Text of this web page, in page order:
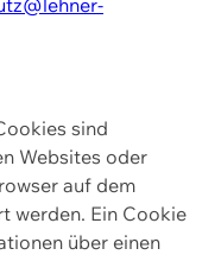
sind
Websites oder
auf dem
werden. Ein Cookie
über einen